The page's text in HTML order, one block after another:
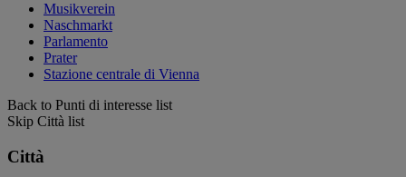
Musikverein
Naschmarkt
Parlamento
Prater
Stazione centrale di Vienna
Back to Punti di interesse list
Skip Città list
Città